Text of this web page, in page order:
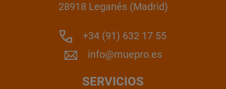
28918 Leganés (Madrid)
+34 (91) 632 17 55
info@muepro.es
SERVICIOS